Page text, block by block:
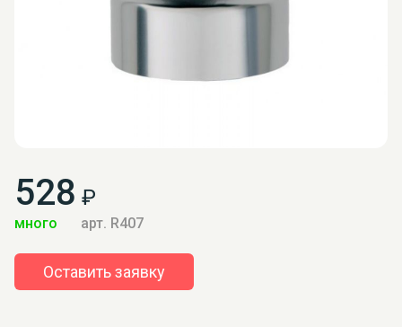
528 ₽
много арт. R407
Оставить заявку